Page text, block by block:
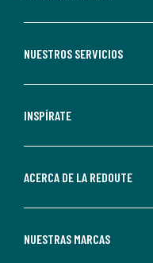
NUESTROS SERVICIOS
INSPÍRATE
ACERCA DE LA REDOUTE
NUESTRAS MARCAS